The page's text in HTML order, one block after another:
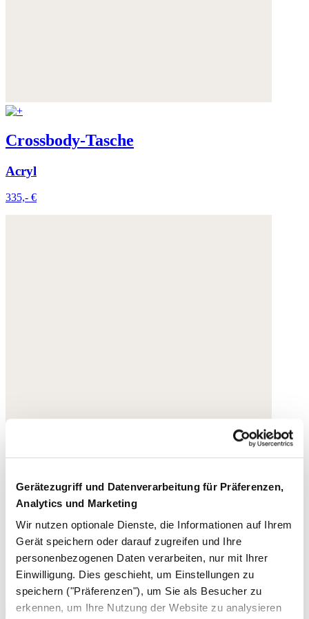
Gerätezugriff und Datenverarbeitung für Präferenzen,
Analytics und Marketing
Wir nutzen optionale Dienste, die Informationen auf Ihrem
Gerät speichern oder darauf zugreifen und Ihre
personenbezogenen Daten verarbeiten, nur mit Ihrer
Einwilligung. Dies geschieht, um Einstellungen zu
speichern ("Präferenzen"), um Sie als Besucher zu
erkennen, um Ihre Nutzung der Website zu analysieren
Crossbody-Tasche
Acryl
335,- €